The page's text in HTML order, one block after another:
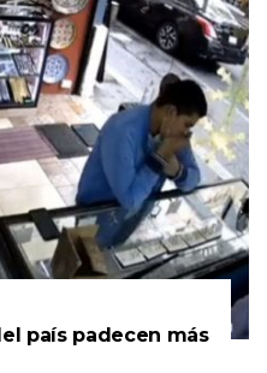
país padecen más